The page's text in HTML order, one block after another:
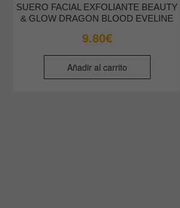
SUERO FACIAL EXFOLIANTE BEAUTY
& GLOW DRAGON BLOOD EVELINE
9.80€
Añadir al carrito